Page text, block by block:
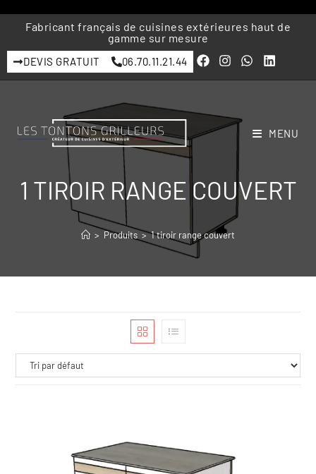
Fabricant français de cuisines extérieures haut de
gamme sur mesure
DEVIS GRATUIT 06.70.11.21.44
MENU
1 TIROIR RANGE COUVERT
> Produits > 1 tiroir range couvert